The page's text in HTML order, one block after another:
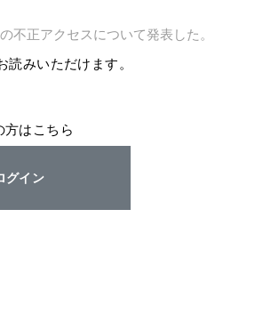
正アクセスについて発表した。
みいただけます。
方はこちら
グイン